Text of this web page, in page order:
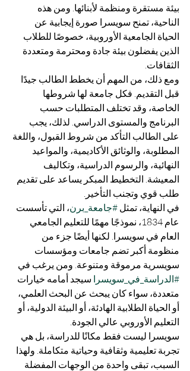
بيئة مستقرة ومنظمة لأبنائها. ومن هذه
الناحية، تمنح سويسرا صورة إيجابية عن
الحياة الجامعية الأوروبية، خصوصًا للطلاب
الذين يفضلون بيئة جادة ومحترمة ومتعددة
الثقافات.
ومع ذلك، من المهم أن يخطط الطالب جيدًا
قبل التقديم. فكل جامعة لها شروطها
الخاصة، وقد تختلف المتطلبات حسب
البرنامج والمستوى الدراسي. لذلك، يجب
على الطالب التأكد من شروط القبول، واللغة
المطلوبة، والوثائق الأكاديمية، والمواعيد
النهائية، والرسوم الدراسية، وتكاليف
المعيشة. التخطيط المبكر يساعد على تقديم
طلب قوي وتجنب التأخير.
في النهاية، تمثل #جامعة_برن، التي تأسست
عام 1834، نموذجًا مهمًا للتعليم الجامعي
العام في سويسرا. لكنها أيضًا جزء من
منظومة أكبر تضم جامعات ومؤسسات
سويسرية مرموقة ومتنوعة. ومن يرغب في
#الدراسة_في_سويسرا سيجد أمامه خيارات
متعددة، سواء كان يبحث عن البحث العلمي،
أو الحياة الطلابية الهادئة، أو البيئة الدولية، أو
التعليم الأوروبي عالي الجودة.
سويسرا ليست فقط مكانًا للدراسة، بل هي
تجربة تعليمية وثقافية وحياتية متكاملة. ولهذا
السبب، تبقى واحدة من الوجهات المفضلة